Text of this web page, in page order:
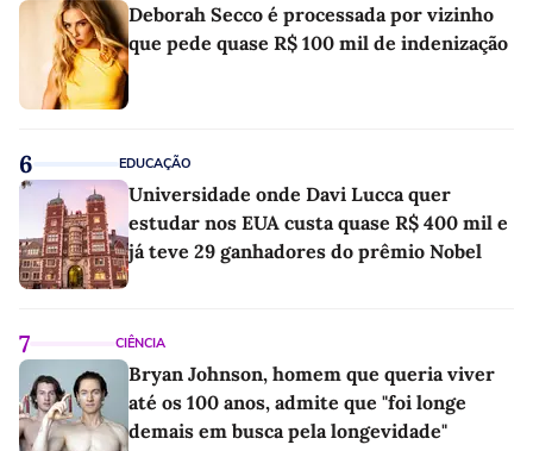
Deborah Secco é processada por vizinho
que pede quase R$ 100 mil de indenização
6 EDUCAÇÃO
Universidade onde Davi Lucca quer
estudar nos EUA custa quase R$ 400 mil e
já teve 29 ganhadores do prêmio Nobel
7 CIÊNCIA
Bryan Johnson, homem que queria viver
até os 100 anos, admite que "foi longe
demais em busca pela longevidade"